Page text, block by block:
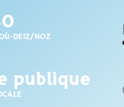
DEIZ/NOZ
publique